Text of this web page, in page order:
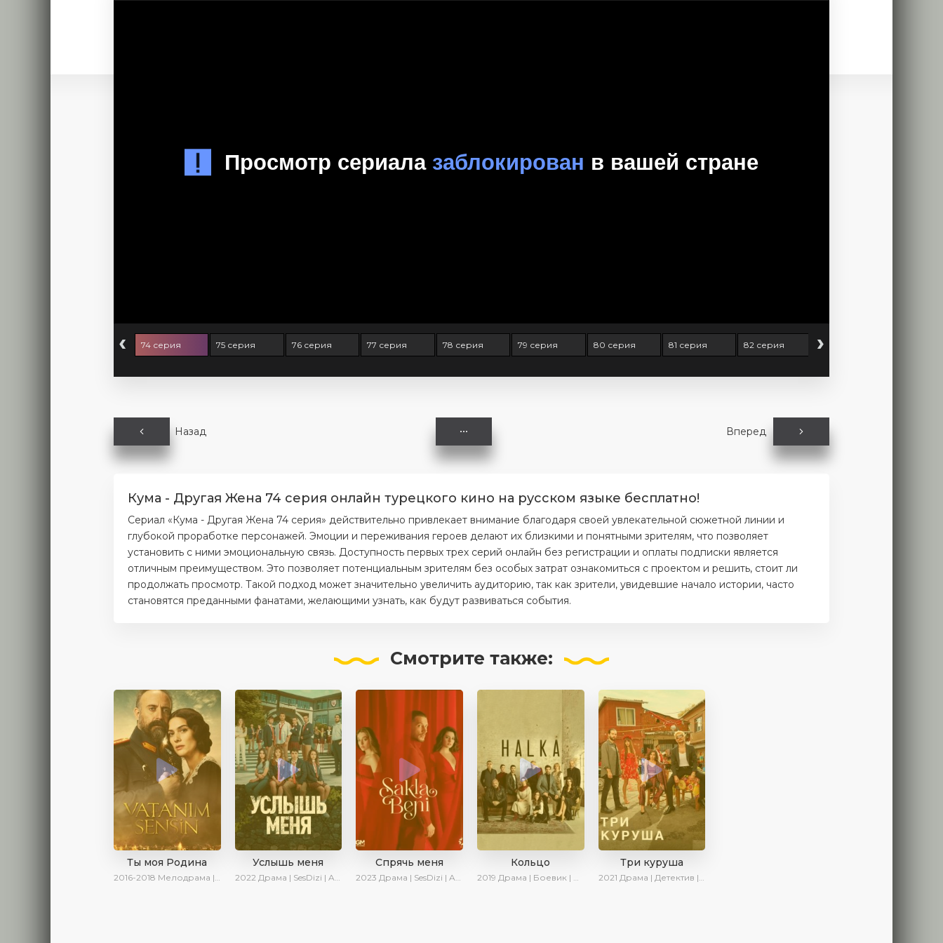
‹ 74 серия 75 серия 76 серия 77 серия 78 серия 79 серия 80 серия 81 серия 82 серия 83 серия
›
Назад Вперед
Кума - Другая Жена 74 серия онлайн турецкого кино на русском языке бесплатно!
Сериал «Кума - Другая Жена 74 серия» действительно привлекает внимание благодаря своей увлекательной сюжетной линии и
глубокой проработке персонажей. Эмоции и переживания героев делают их близкими и понятными зрителям, что позволяет
установить с ними эмоциональную связь. Доступность первых трех серий онлайн без регистрации и оплаты подписки является
отличным преимуществом. Это позволяет потенциальным зрителям без особых затрат ознакомиться с проектом и решить, стоит ли
продолжать просмотр. Такой подход может значительно увеличить аудиторию, так как зрители, увидевшие начало истории, часто
становятся преданными фанатами, желающими узнать, как будут развиваться события.
Смотрите также:
Ты моя Родина
2016-2018 Мелодрама | Исторический | Военный | Turok1990
Услышь меня
2022 Драма | SesDizi | AveTurk | Turok1990
Спрячь меня
2023 Драма | SesDizi | AveTurk | AlisaDirilis | Сериалы 2023
Кольцо
2019 Драма | Боевик | Криминал
Три куруша
2021 Драма | Детектив | Боевик | SesDizi | Ирина Котова | AveTurk